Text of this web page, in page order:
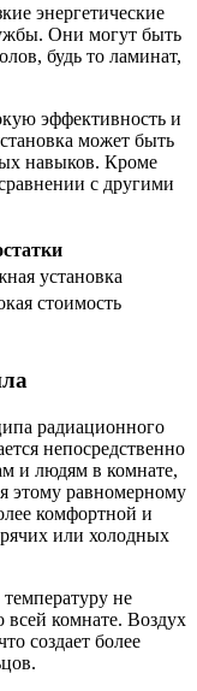
энергетические
Они могут быть
будь то ламинат,
эффективность и
может быть
навыков. Кроме
с другими
установка
стоимость
радиационного
непосредственно
и людям в комнате,
этому равномерному
комфортной и
или холодных
не
всей комнате. Воздух
создает более